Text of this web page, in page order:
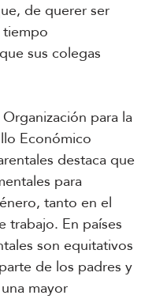
de querer ser
tiempo
sus colegas
para la
Económico
destaca que
para
tanto en el
trabajo. En países
son equitativos
de los padres y
mayor